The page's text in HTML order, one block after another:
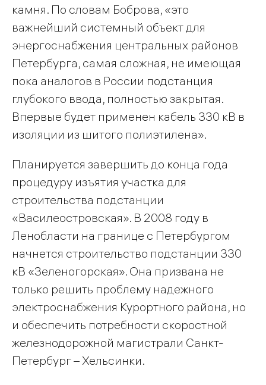
камня. По словам Боброва, «это
важнейший системный объект для
энергоснабжения центральных районов
Петербурга, самая сложная, не имеющая
пока аналогов в России подстанция
глубокого ввода, полностью закрытая.
Впервые будет применен кабель 330 кВ в
изоляции из шитого полиэтилена».
Планируется завершить до конца года
процедуру изъятия участка для
строительства подстанции
«Василеостровская». В 2008 году в
Ленобласти на границе с Петербургом
начнется строительство подстанции 330
кВ «Зеленогорская». Она призвана не
только решить проблему надежного
электроснабжения Курортного района, но
и обеспечить потребности скоростной
железнодорожной магистрали Санкт-
Петербург – Хельсинки.